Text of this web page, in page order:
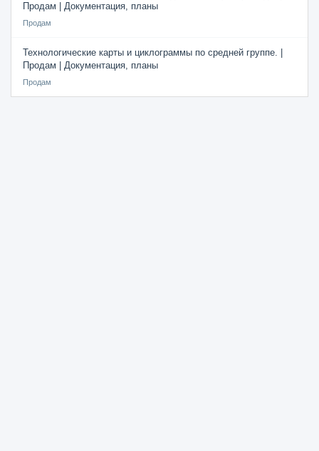
Продам | Документация, планы
Продам
Технологические карты и циклограммы по средней группе. |
Продам | Документация, планы
Продам